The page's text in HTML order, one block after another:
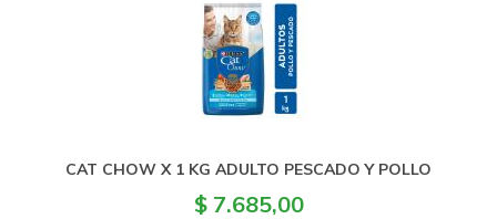
CAT CHOW X 1 KG ADULTO PESCADO Y POLLO
$ 7.685,00